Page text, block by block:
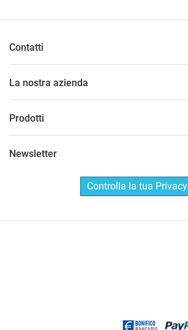
Contatti
La nostra azienda
Prodotti
Newsletter
Controlla la tua Privacy